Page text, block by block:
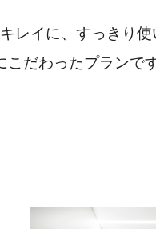
レイに、すっきり使
だわったプランです